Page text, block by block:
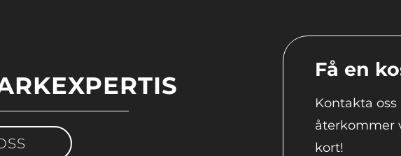
Få en
Kontakta
återkommer
kort!